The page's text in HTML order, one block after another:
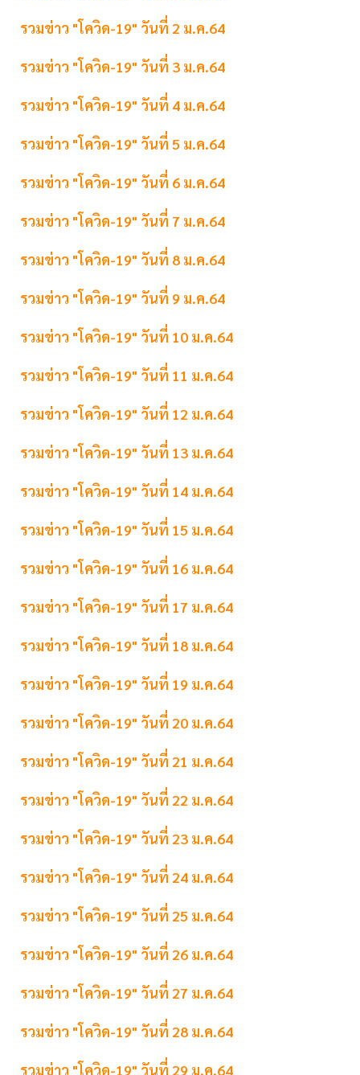
รวมข่าว "โควิด-19" วันที่ 2 ม.ค.64
รวมข่าว "โควิด-19" วันที่ 3 ม.ค.64
รวมข่าว "โควิด-19" วันที่ 4 ม.ค.64
รวมข่าว "โควิด-19" วันที่ 5 ม.ค.64
รวมข่าว "โควิด-19" วันที่ 6 ม.ค.64
รวมข่าว "โควิด-19" วันที่ 7 ม.ค.64
รวมข่าว "โควิด-19" วันที่ 8 ม.ค.64
รวมข่าว "โควิด-19" วันที่ 9 ม.ค.64
รวมข่าว "โควิด-19" วันที่ 10 ม.ค.64
รวมข่าว "โควิด-19" วันที่ 11 ม.ค.64
รวมข่าว "โควิด-19" วันที่ 12 ม.ค.64
รวมข่าว "โควิด-19" วันที่ 13 ม.ค.64
รวมข่าว "โควิด-19" วันที่ 14 ม.ค.64
รวมข่าว "โควิด-19" วันที่ 15 ม.ค.64
รวมข่าว "โควิด-19" วันที่ 16 ม.ค.64
รวมข่าว "โควิด-19" วันที่ 17 ม.ค.64
รวมข่าว "โควิด-19" วันที่ 18 ม.ค.64
รวมข่าว "โควิด-19" วันที่ 19 ม.ค.64
รวมข่าว "โควิด-19" วันที่ 20 ม.ค.64
รวมข่าว "โควิด-19" วันที่ 21 ม.ค.64
รวมข่าว "โควิด-19" วันที่ 22 ม.ค.64
รวมข่าว "โควิด-19" วันที่ 23 ม.ค.64
รวมข่าว "โควิด-19" วันที่ 24 ม.ค.64
รวมข่าว "โควิด-19" วันที่ 25 ม.ค.64
รวมข่าว "โควิด-19" วันที่ 26 ม.ค.64
รวมข่าว "โควิด-19" วันที่ 27 ม.ค.64
รวมข่าว "โควิด-19" วันที่ 28 ม.ค.64
รวมข่าว "โควิด-19" วันที่ 29 ม.ค.64